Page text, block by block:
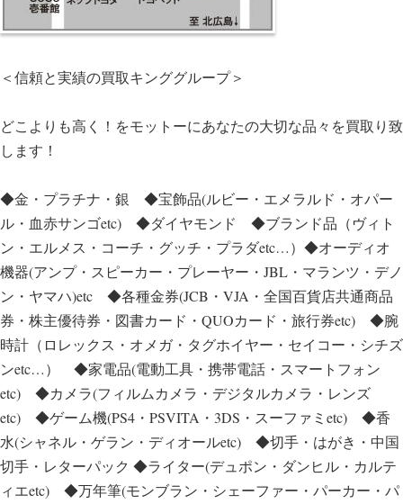
＜信頼と実績の買取キンググループ＞
どこよりも高く！をモットーにあなたの大切な品々を買取り致
します！
◆金・プラチナ・銀 ◆宝飾品(ルビー・エメラルド・オパー
ル・血赤サンゴetc) ◆ダイヤモンド ◆ブランド品（ヴィト
ン・エルメス・コーチ・グッチ・プラダetc…）◆オーディオ
機器(アンプ・スピーカー・プレーヤー・JBL・マランツ・デノ
ン・ヤマハ)etc ◆各種金券(JCB・VJA・全国百貨店共通商品
券・株主優待券・図書カード・QUOカード・旅行券etc) ◆腕
時計（ロレックス・オメガ・タグホイヤー・セイコー・シチズ
ンetc…） ◆家電品(電動工具・携帯電話・スマートフォン
etc) ◆カメラ(フィルムカメラ・デジタルカメラ・レンズ
etc) ◆ゲーム機(PS4・PSVITA・3DS・スーファミetc) ◆香
水(シャネル・ゲラン・ディオールetc) ◆切手・はがき・中国
切手・レターパック ◆ライター(デュポン・ダンヒル・カルテ
ィエetc) ◆万年筆(モンブラン・シェーファー・パーカー・パ